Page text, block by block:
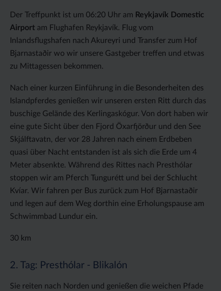
Der Treffpunkt ist um 06:20 Uhr am Reykjavík Domestic
Airport am Flughafen Reykjavík. Flug vom
Inlandsflugshafen nach Akureyri und Transfer zum Hof
Bjarnastaðir wo wir unsere Gastgeber treffen und etwas
zu Mittagessen bekommen.
Nach einer kurzen Einführung in die Besonderheiten des
Islandpferdes genießen wir unseren ersten Ritt durch das
buschige Gelände des Kerlingaskógur. Von dort haben wir
eine gute Sicht über den Fjord Öxarfjörður und den See
Skjálftavatn, der vor 28 Jahren nach einem Erdbeben
quasi über Nacht entstanden ist als sich die Erde um 4
Meter absenkte. Während des Rittes nach Presthólar
stoppen wir am Pferch Tungurétt und bei der Schlucht
Kvíar. Wir fahren per Bus zurück zum Hof Bjarnastaðir
und legen auf dem Weg dorthin eine Erholungspause am
Schwimmbad Lundur ein.
30 km
2. Tag: Presthólar - Blikalón
Sie reiten nach Norden und genießen die weichen Pfade